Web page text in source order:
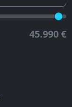
45.990 €